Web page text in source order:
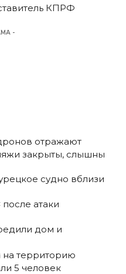
КПРФ
-
отражают
закрыты, слышны
судно вблизи
атаки
дом и
территорию
5 человек